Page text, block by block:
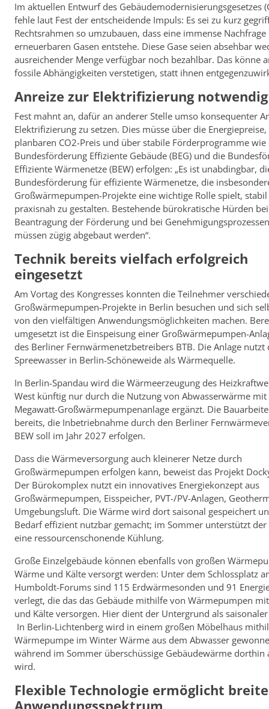
Im aktuellen Entwurf des Gebäudemodernisierungsgesetzes
fehle laut Fest der entscheidende Impuls: Es sei zu kurz
Rechtsrahmen so umzubauen, dass eine immense Nachfrage
erneuerbaren Gasen entstehe. Diese Gase seien absehbar
ausreichender Menge verfügbar noch bezahlbar. Das könne
fossile Abhängigkeiten verstetigen, statt ihnen
Anreize zur Elektrifizierung notwendig
Fest mahnt an, dafür an anderer Stelle umso konsequenter
Elektrifizierung zu setzen. Dies müsse über die
planbaren CO2-Preis und über stabile Förderprogramme wie
Bundesförderung Effiziente Gebäude (BEG) und die
Effiziente Wärmenetze (BEW) erfolgen: „Es ist unabdingbar,
Bundesförderung für effiziente Wärmenetze, die
Großwärmepumpen-Projekte eine wichtige Rolle spielt,
praxisnah zu gestalten. Bestehende bürokratische Hürden
Beantragung der Förderung und bei
müssen zügig abgebaut werden“.
Technik bereits vielfach erfolgreich
eingesetzt
Am Vortag des Kongresses konnten die Teilnehmer
Großwärmepumpen-Projekte in Berlin besuchen und sich
von den vielfältigen Anwendungsmöglichkeiten machen.
umgesetzt ist die Einspeisung einer Großwärmepumpen-
des Berliner Fernwärmenetzbetreibers BTB. Die Anlage nutzt
Spreewasser in Berlin-Schöneweide als Wärmequelle.
In Berlin-Spandau wird die Wärmeerzeugung des
West künftig nur durch die Nutzung von Abwasserwärme
Megawatt-Großwärmepumpenanlage ergänzt. Die
bereits, die Inbetriebnahme durch den Berliner
BEW soll im Jahr 2027 erfolgen.
Dass die Wärmeversorgung auch kleinerer Netze durch
Großwärmepumpen erfolgen kann, beweist das Projekt
Der Bürokomplex nutzt ein innovatives Energiekonzept aus
Großwärmepumpen, Eisspeicher, PVT-/PV-Anlagen,
Umgebungsluft. Die Wärme wird dort saisonal gespeichert
Bedarf effizient nutzbar gemacht; im Sommer unterstützt der
eine ressourcenschonende Kühlung.
Große Einzelgebäude können ebenfalls von großen
Wärme und Kälte versorgt werden: Unter dem Schlossplatz
Humboldt-Forums sind 115 Erdwärmesonden und 91
verlegt, die das das Gebäude mithilfe von Wärmepumpen
und Kälte versorgen. Hier dient der Untergrund als
In Berlin-Lichtenberg wird in einem großen Möbelhaus
Wärmepumpe im Winter Wärme aus dem Abwasser
während im Sommer überschüssige Gebäudewärme dorthin
wird.
Flexible Technologie ermöglicht